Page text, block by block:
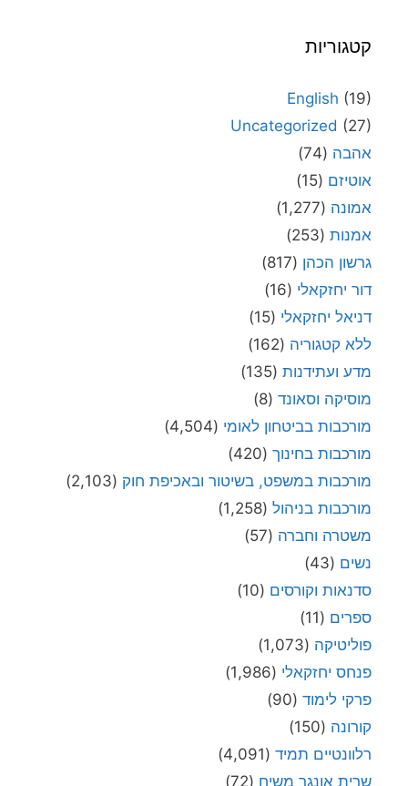
קטגוריות
English (19)
Uncategorized (27)
אהבה (74)
אוטיזם (15)
אמונה (1,277)
אמנות (253)
גרשון הכהן (817)
דור יחזקאלי (16)
דניאל יחזקאלי (15)
ללא קטגוריה (162)
מדע ועתידנות (135)
מוסיקה וסאונד (8)
מורכבות בביטחון לאומי (4,504)
מורכבות בחינוך (420)
מורכבות במשפט, בשיטור ובאכיפת חוק (2,103)
מורכבות בניהול (1,258)
משטרה וחברה (57)
נשים (43)
סדנאות וקורסים (10)
ספרים (11)
פוליטיקה (1,073)
פנחס יחזקאלי (1,986)
פרקי לימוד (90)
קורונה (150)
רלוונטיים תמיד (4,091)
שרית אונגר משיח (72)